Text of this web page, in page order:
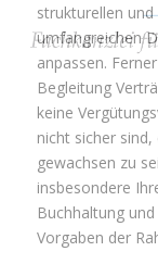
strukturellen
umfangreichen
anpassen.
Begleitung
keine
nicht sicher
gewachsen zu
insbesondere
Buchhaltung
Vorgaben der